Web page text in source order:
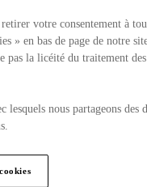
votre consentement à
» en bas de page de notre
pas la licéité du traitement des
nous partageons des